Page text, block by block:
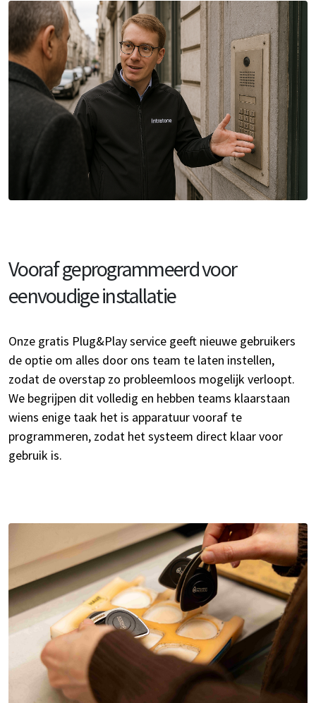
Vooraf geprogrammeerd voor
eenvoudige installatie
Onze gratis Plug&Play service geeft nieuwe gebruikers
de optie om alles door ons team te laten instellen,
zodat de overstap zo probleemloos mogelijk verloopt.
We begrijpen dit volledig en hebben teams klaarstaan
wiens enige taak het is apparatuur vooraf te
programmeren, zodat het systeem direct klaar voor
gebruik is.